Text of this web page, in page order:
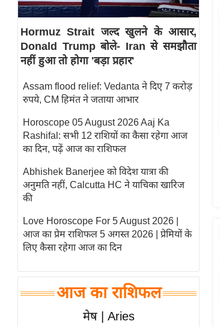
समसामयिक
मातृभूमि
स्तंभ
एम.
आर.
आई.
समीक्षा
धर्म
ज्योतिष
प्रभु
धर्मस्थल
व्रत
त्योहार
राशिफल
विशेष
Hormuz Strait जल्द खुलने के आसार,
Donald Trump बोले- Iran से समझौता
नहीं हुआ तो होगा 'बड़ा प्रहार'
Assam flood relief: Vedanta ने दिए 7 करोड़
रुपये, CM हिमंत ने जताया आभार
Horoscope 05 August 2026 Aaj Ka
Rashifal: सभी 12 राशियों का कैसा रहेगा आज
का दिन, पढ़ें आज का राशिफल
Abhishek Banerjee को विदेश यात्रा की
अनुमति नहीं, Calcutta HC ने याचिका खारिज
की
Love Horoscope For 5 August 2026 |
आज का प्रेम राशिफल 5 अगस्त 2026 | प्रेमियों के
लिए कैसा रहेगा आज का दिन
आज का राशिफल
मेष | Aries